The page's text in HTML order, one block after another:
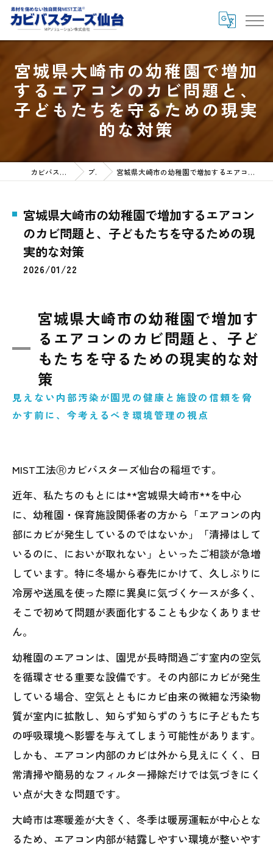
宮城県大崎市の幼稚園で増加
するエアコンのカビ問題と、
子どもたちを守るための現実
的な対策
カビバスターズ仙台HOME ブログ 宮城県大崎市の幼稚園で増加するエアコンのカビ問題と、子どもたちを守るための現実的な対策
宮城県大崎市の幼稚園で増加するエアコン
のカビ問題と、子どもたちを守るための現
実的な対策
2026/01/22
宮城県大崎市の幼稚園で増加す
るエアコンのカビ問題と、子ど
もたちを守るための現実的な対
策
見えない内部汚染が園児の健康と施設の信頼を脅
かす前に、今考えるべき環境管理の視点
MIST工法Ⓡカビバスターズ仙台の稲垣です。
近年、私たちのもとには**宮城県大崎市**を中心
に、幼稚園・保育施設関係者の方から「エアコンの内
部にカビが発生しているのではないか」「清掃はして
いるのに、においが取れない」といったご相談が急増
しています。特に冬場から春先にかけて、久しぶりに
冷房や送風を使った際に異臭に気づくケースが多く、
そこで初めて問題が表面化することも少なくありませ
ん。
幼稚園のエアコンは、園児が長時間過ごす室内の空気
を循環させる重要な設備です。その内部にカビが発生
している場合、空気とともにカビ由来の微細な汚染物
質が室内に拡散し、知らず知らずのうちに子どもたち
の呼吸環境へ影響を与えてしまう可能性があります。
しかも、エアコン内部のカビは外から見えにくく、日
常清掃や簡易的なフィルター掃除だけでは気づきにく
い点が大きな問題です。
大崎市は寒暖差が大きく、冬季は暖房運転が中心とな
るため、エアコン内部が結露しやすい環境が整いやす